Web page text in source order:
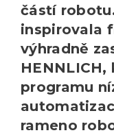
částí
inspirovala
výhradně
programu
rameno